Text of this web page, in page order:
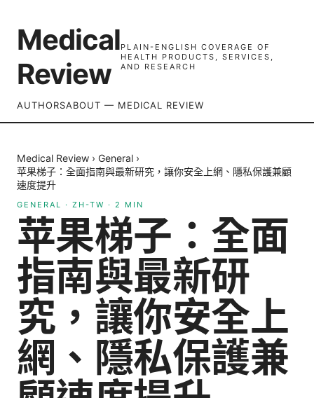
Medical
Review
PLAIN-ENGLISH COVERAGE OF
HEALTH PRODUCTS, SERVICES,
AND RESEARCH
AUTHORSABOUT — MEDICAL REVIEW
Medical Review › General ›
苹果梯子：全面指南與最新研究，讓你安全上網、隱私保護兼顧
速度提升
GENERAL · ZH-TW · 2 MIN
苹果梯子：全面
指南與最新研
究，讓你安全上
網、隱私保護兼